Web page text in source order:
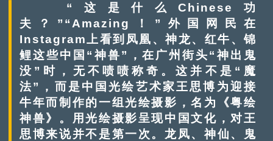
“这是什么Chinese
功
夫？”“ Amazing ！”外国 网民 在
Instagram
上看到凤凰、神龙、红牛、锦
鲤这些中国 “神兽”，在广州街头“神出鬼
没”时，无不啧啧称奇。这并不是“魔
法”，而是中国光绘艺术家王思博为迎接
牛年而制作的一组光绘摄影，名为《粤绘
神兽》。
用光绘摄影呈现中国文化，对王
思博来说并不是第一次。龙凤、神仙、鬼